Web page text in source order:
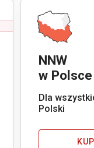
NNW
w Polsce
Dla
Polski